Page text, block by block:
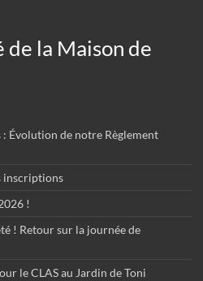
la Maison de
Évolution de notre Règlement
inscriptions
!
! Retour sur la journée de
le CLAS au Jardin de Toni